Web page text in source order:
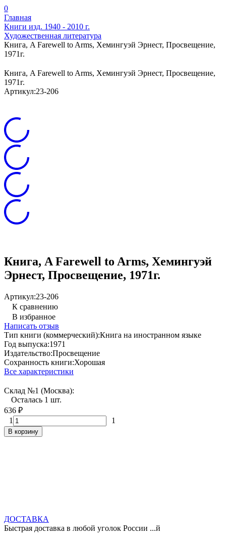
0
Главная
Книги изд. 1940 - 2010 г.
Художественная литература
Книга, A Farewell to Arms, Хемингуэй Эрнест, Просвещение,
1971г.
Книга, A Farewell to Arms, Хемингуэй Эрнест, Просвещение,
1971г.
Артикул:23-206
Книга, A Farewell to Arms, Хемингуэй
Эрнест, Просвещение, 1971г.
Артикул:23-206
К сравнению
В избранное
Написать отзыв
Тип книги (коммерческий):Книга на иностранном языке
Год выпуска:1971
Издательство:Просвещение
Сохранность книги:Хорошая
Все характеристики
Склад №1 (Москва):
Осталась 1 шт.
636 ₽
1
1
В корзину
ДОСТАВКА
Быстрая доставка в любой уголок России ...й